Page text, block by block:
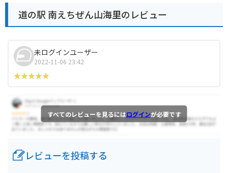
道の駅 南えちぜん山海里のレビュー
未ログインユーザー
2022-11-06 23:42
すべてのレビューを見るにはログインが必要です
レビューを投稿する